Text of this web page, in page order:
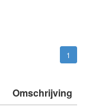
1
Omschrijving